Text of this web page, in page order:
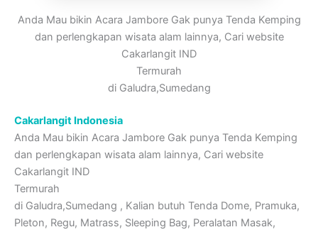
Anda Mau bikin Acara Jambore Gak punya Tenda Kemping
dan perlengkapan wisata alam lainnya, Cari website
Cakarlangit IND
Termurah
di Galudra,Sumedang
Cakarlangit Indonesia
Anda Mau bikin Acara Jambore Gak punya Tenda Kemping
dan perlengkapan wisata alam lainnya, Cari website
Cakarlangit IND
Termurah
di Galudra,Sumedang , Kalian butuh Tenda Dome, Pramuka,
Pleton, Regu, Matrass, Sleeping Bag, Peralatan Masak,